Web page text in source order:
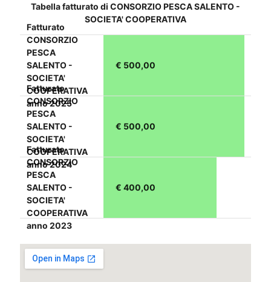
Tabella fatturato di CONSORZIO PESCA SALENTO -
SOCIETA' COOPERATIVA
Fatturato
CONSORZIO
PESCA
SALENTO -
SOCIETA'
COOPERATIVA
anno 2025
€ 500,00
Fatturato
CONSORZIO
PESCA
SALENTO -
SOCIETA'
COOPERATIVA
anno 2024
€ 500,00
Fatturato
CONSORZIO
PESCA
SALENTO -
SOCIETA'
COOPERATIVA
anno 2023
€ 400,00